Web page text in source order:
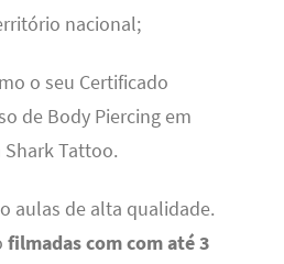
nacional;
o seu Certificado
de Body Piercing em
Shark Tattoo.
aulas de alta qualidade.
filmadas com com até 3